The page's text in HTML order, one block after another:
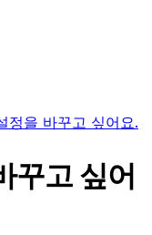
정을 바꾸고 싶어요.
꾸고 싶어